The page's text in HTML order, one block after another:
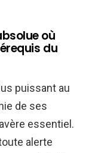
où
du
puissant au
de ses
essentiel.
alerte